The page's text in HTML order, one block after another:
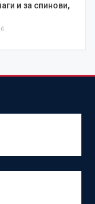
и за спинови,